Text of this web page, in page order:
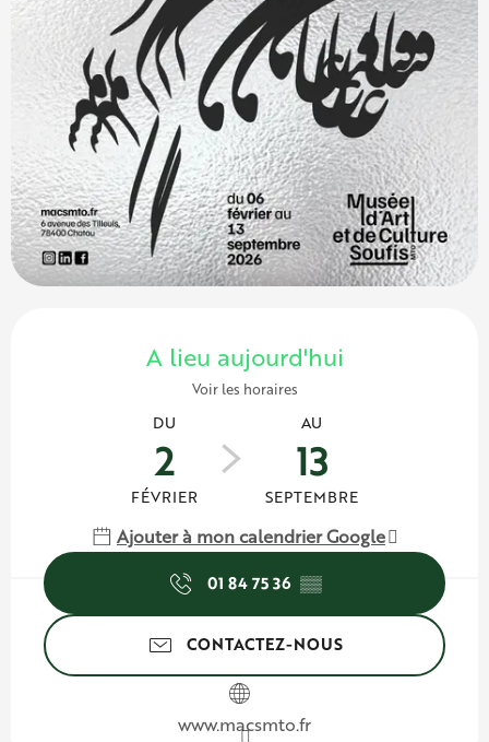
Ouverture et coordonnées
A lieu aujourd'hui
Voir les horaires
DU
2
FÉVRIER
AU
13
SEPTEMBRE
Ajouter à mon calendrier Google
01 84 75 36 ▒▒
CONTACTEZ-NOUS
www.macsmto.fr